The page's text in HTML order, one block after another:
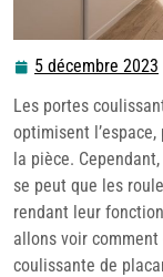
5 décembre 2023
Les portes
optimisent
la pièce.
se peut que les
rendant leur
allons voir
coulissante de